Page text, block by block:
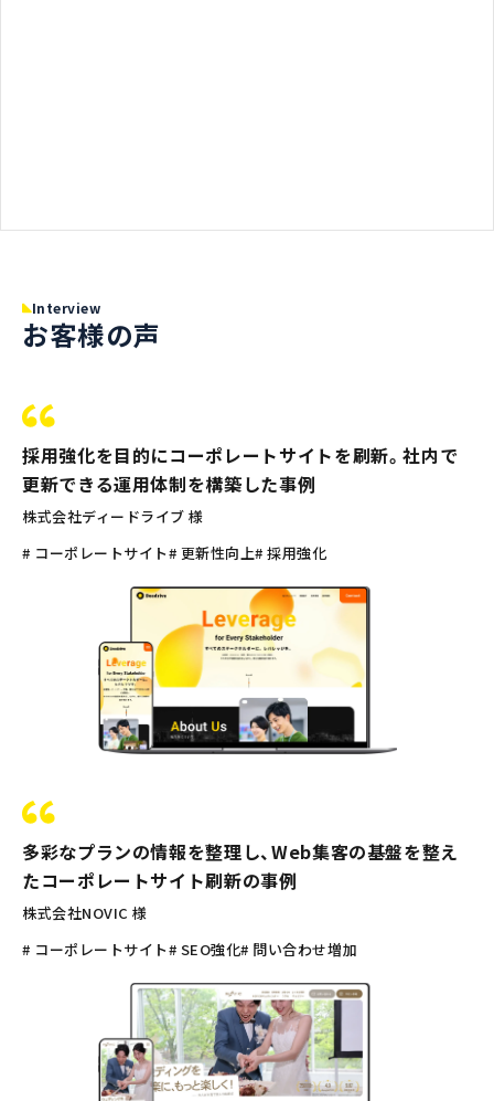
Interview
お客様の声
採用強化を目的にコーポレートサイトを刷新。社内で
更新できる運用体制を構築した事例
株式会社ディードライブ 様
# コーポレートサイト# 更新性向上# 採用強化
多彩なプランの情報を整理し、Web集客の基盤を整え
たコーポレートサイト刷新の事例
株式会社NOVIC 様
# コーポレートサイト# SEO強化# 問い合わせ増加